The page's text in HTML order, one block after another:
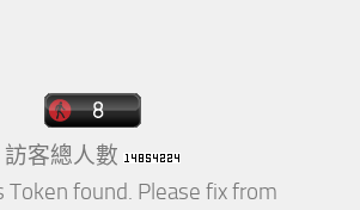
訪客總人數
Token found. Please fix from